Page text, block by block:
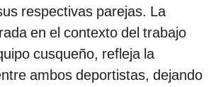
respectivas parejas. La
en el contexto del trabajo
cusqueño, refleja la
ambos deportistas, dejando